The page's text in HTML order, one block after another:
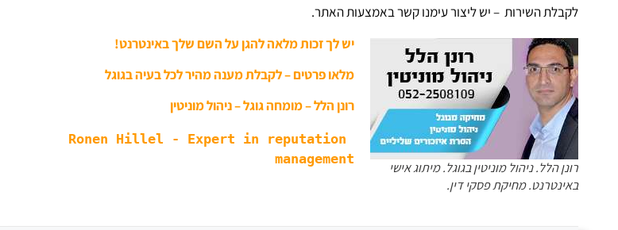
לקבלת השירות – יש ליצור עימנו קשר באמצעות האתר.
רונן הלל. ניהול מוניטין בגוגל. מיתוג אישי
באינטרנט. מחיקת פסקי דין.
יש לך זכות מלאה להגן על השם שלך באינטרנט!
מלאו פרטים – לקבלת מענה מהיר לכל בעיה בגוגל
רונן הלל – מומחה גוגל – ניהול מוניטין
Ronen Hillel - Expert in reputation
management